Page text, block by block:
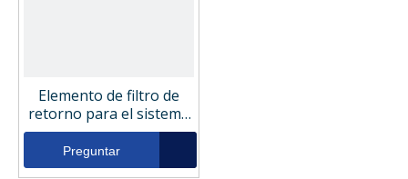
Elemento de filtro de
retorno para el sistema
hidráulico de la fábrica
de rodillos
0400RN010on
Preguntar